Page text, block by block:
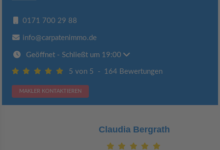
0171 700 29 88
info@carpatenimmo.de
Geöffnet - Schließt um 19:00
5 von 5 - 164 Bewertungen
MAKLER KONTAKTIEREN
Claudia Bergrath